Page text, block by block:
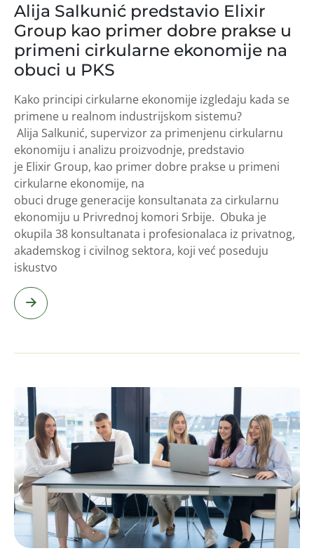
Alija Salkunić predstavio Elixir
Group kao primer dobre prakse u
primeni cirkularne ekonomije na
obuci u PKS
Kako principi cirkularne ekonomije izgledaju kada se
primene u realnom industrijskom sistemu?
Alija Salkunić, supervizor za primenjenu cirkularnu
ekonomiju i analizu proizvodnje, predstavio
je Elixir Group, kao primer dobre prakse u primeni
cirkularne ekonomije, na
obuci druge generacije konsultanata za cirkularnu
ekonomiju u Privrednoj komori Srbije. Obuka je
okupila 38 konsultanata i profesionalaca iz privatnog,
akademskog i civilnog sektora, koji već poseduju
iskustvo